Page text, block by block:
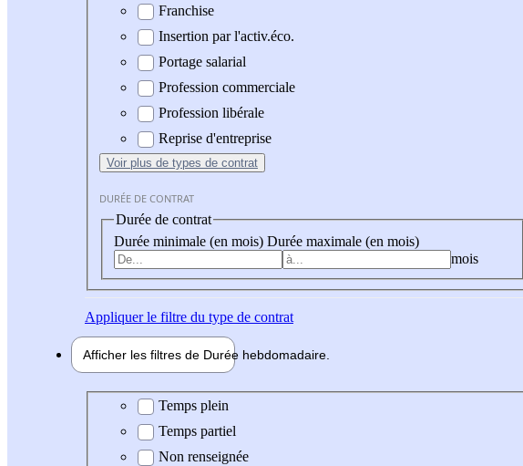
Franchise
Insertion par l'activ.éco.
Portage salarial
Profession commerciale
Profession libérale
Reprise d'entreprise
Voir plus de types de contrat
DURÉE DE CONTRAT
Durée de contrat
Durée minimale (en mois) Durée maximale (en mois)
mois
Appliquerle filtre du type de contrat
Afficher les filtres de Durée hebdomadaire
Durée hebdomadaire
Temps plein
Temps partiel
Non renseignée